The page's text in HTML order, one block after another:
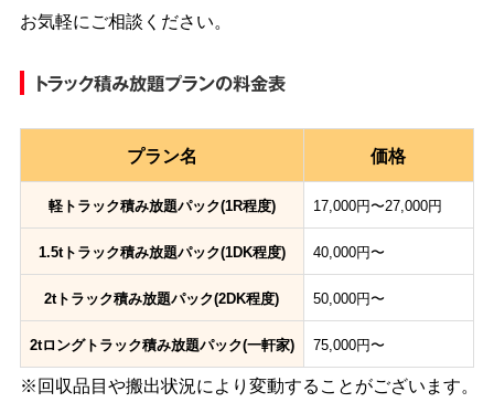
お気軽にご相談ください。
トラック積み放題プランの料金表
プラン名 価格
軽トラック積み放題パック(1R程度) 17,000円〜27,000円
1.5tトラック積み放題パック(1DK程度) 40,000円〜
2tトラック積み放題パック(2DK程度) 50,000円〜
2tロングトラック積み放題パック(一軒家) 75,000円〜
※回収品目や搬出状況により変動することがございます。